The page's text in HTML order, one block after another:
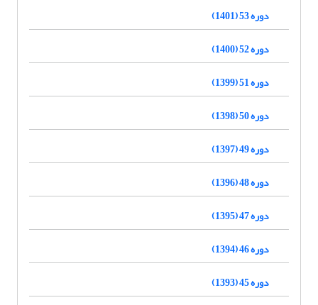
دوره 53 (1401)
دوره 52 (1400)
دوره 51 (1399)
دوره 50 (1398)
دوره 49 (1397)
دوره 48 (1396)
دوره 47 (1395)
دوره 46 (1394)
دوره 45 (1393)